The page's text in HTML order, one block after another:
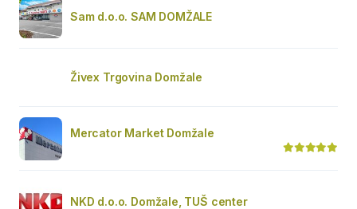
Sam d.o.o. SAM DOMŽALE
Živex Trgovina Domžale
Mercator Market Domžale
NKD d.o.o. Domžale, TUŠ center